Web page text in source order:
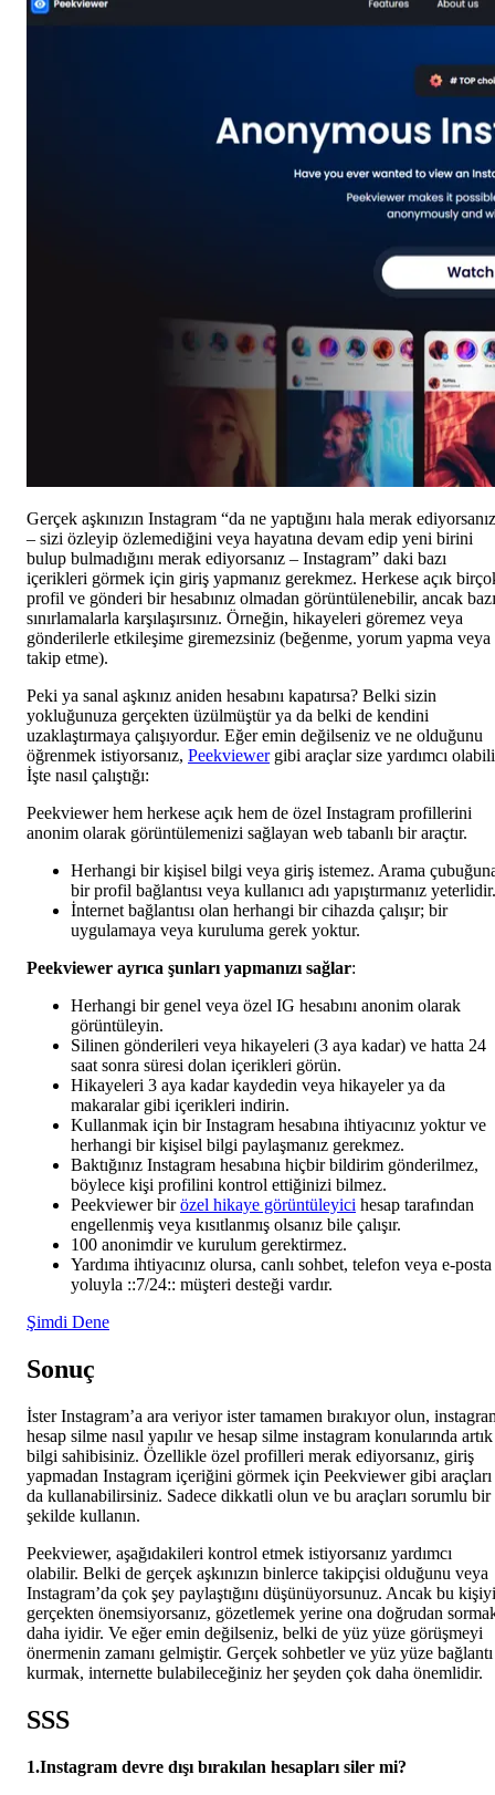
Gerçek aşkınızın Instagram “da ne yaptığını hala merak ediyorsanız
– sizi özleyip özlemediğini veya hayatına devam edip yeni birini
bulup bulmadığını merak ediyorsanız – Instagram” daki bazı
içerikleri görmek için giriş yapmanız gerekmez. Herkese açık
profil ve gönderi bir hesabınız olmadan görüntülenebilir, ancak bazı
sınırlamalarla karşılaşırsınız. Örneğin, hikayeleri göremez veya
gönderilerle etkileşime giremezsiniz (beğenme, yorum yapma veya
takip etme).
Peki ya sanal aşkınız aniden hesabını kapatırsa? Belki sizin
yokluğunuza gerçekten üzülmüştür ya da belki de kendini
uzaklaştırmaya çalışıyordur. Eğer emin değilseniz ve ne olduğunu
öğrenmek istiyorsanız, Peekviewergibi araçlar size yardımcı
İşte nasıl çalıştığı:
Peekviewer hem herkese açık hem de özel Instagram profillerini
anonim olarak görüntülemenizi sağlayan web tabanlı bir araçtır.
Herhangi bir kişisel bilgi veya giriş istemez. Arama
bir profil bağlantısı veya kullanıcı adı yapıştırmanız yeterlidir.
İnternet bağlantısı olan herhangi bir cihazda çalışır; bir
uygulamaya veya kuruluma gerek yoktur.
Peekviewer ayrıca şunları yapmanızı sağlar:
Herhangi bir genel veya özel IG hesabını anonim olarak
görüntüleyin.
Silinen gönderileri veya hikayeleri (3 aya kadar) ve hatta 24
saat sonra süresi dolan içerikleri görün.
Hikayeleri 3 aya kadar kaydedin veya hikayeler ya da
makaralar gibi içerikleri indirin.
Kullanmak için bir Instagram hesabına ihtiyacınız yoktur ve
herhangi bir kişisel bilgi paylaşmanız gerekmez.
Baktığınız Instagram hesabına hiçbir bildirim gönderilmez,
böylece kişi profilini kontrol ettiğinizi bilmez.
Peekviewer birözel hikaye görüntüleyici hesap tarafından
engellenmiş veya kısıtlanmış olsanız bile çalışır.
100 anonimdir ve kurulum gerektirmez.
Yardıma ihtiyacınız olursa, canlı sohbet, telefon veya e-posta
yoluyla ::7/24:: müşteri desteği vardır.
Şimdi Dene
Sonuç
İster Instagram’a ara veriyor ister tamamen bırakıyor olun,
hesap silme nasıl yapılır ve hesap silme instagram konularında artık
bilgi sahibisiniz. Özellikle özel profilleri merak ediyorsanız, giriş
yapmadan Instagram içeriğini görmek için Peekviewer gibi araçları
da kullanabilirsiniz. Sadece dikkatli olun ve bu araçları sorumlu bir
şekilde kullanın.
Peekviewer, aşağıdakileri kontrol etmek istiyorsanız yardımcı
olabilir. Belki de gerçek aşkınızın binlerce takipçisi olduğunu veya
Instagram’da çok şey paylaştığını düşünüyorsunuz. Ancak bu kişiyi
gerçekten önemsiyorsanız, gözetlemek yerine ona doğrudan
daha iyidir. Ve eğer emin değilseniz, belki de yüz yüze görüşmeyi
önermenin zamanı gelmiştir. Gerçek sohbetler ve yüz yüze bağlantı
kurmak, internette bulabileceğiniz her şeyden çok daha önemlidir.
SSS
1.Instagram devre dışı bırakılan hesapları siler mi?